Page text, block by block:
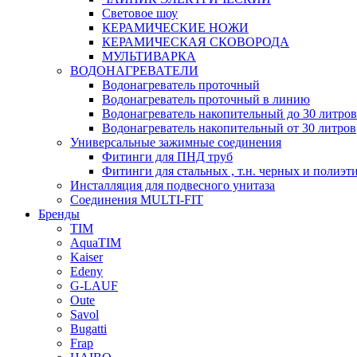
Световое шоу
КЕРАМИЧЕСКИЕ НОЖИ
КЕРАМИЧЕСКАЯ СКОВОРОДА
МУЛЬТИВАРКА
ВОДОНАГРЕВАТЕЛИ
Водонагреватель проточный
Водонагреватель проточный в линию
Водонагреватель накопительный до 30 литров
Водонагреватель накопительный от 30 литров
Универсальные зажимные соединения
Фитинги для ПНД труб
Фитинги для стальных , т.н. черных и
Инсталляция для подвесного унитаза
Соединения MULTI-FIT
Бренды
TIM
AquaTIM
Kaiser
Edeny
G-LAUF
Oute
Savol
Bugatti
Frap